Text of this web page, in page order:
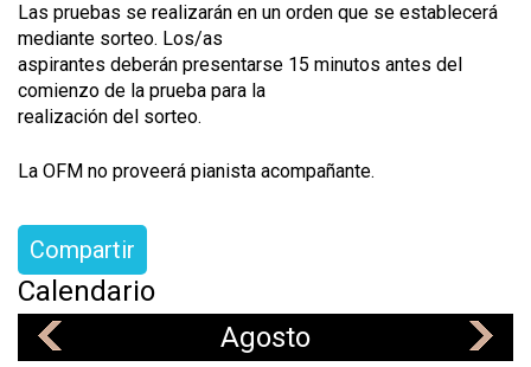
Las pruebas se realizarán en un orden que se establecerá
mediante sorteo. Los/as
aspirantes deberán presentarse 15 minutos antes del
comienzo de la prueba para la
realización del sorteo.
La OFM no proveerá pianista acompañante.
Compartir
Calendario
Agosto